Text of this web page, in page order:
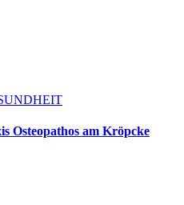
Osteopathos am Kröpcke